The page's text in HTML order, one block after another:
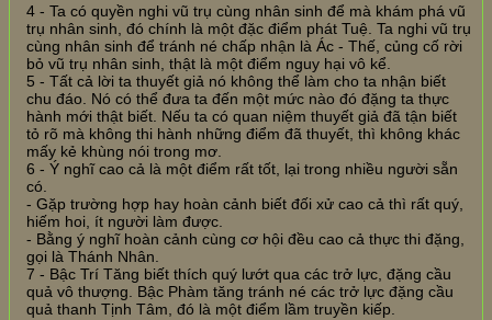
4 - Ta có quyền nghi vũ trụ cùng nhân sinh để mà khám phá vũ
trụ nhân sinh, đó chính là một đặc điểm phát Tuệ. Ta nghi vũ trụ
cùng nhân sinh để tránh né chấp nhận là Ác - Thế, củng cố rời
bỏ vũ trụ nhân sinh, thật là một điểm nguy hại vô kể.
5 - Tất cả lời ta thuyết giả nó không thể làm cho ta nhận biết
chu đáo. Nó có thể đưa ta đến một mức nào đó đặng ta thực
hành mới thật biết. Nếu ta có quan niệm thuyết giả đã tận biết
tỏ rõ mà không thi hành những điểm đã thuyết, thì không khác
mấy kẻ khùng nói trong mơ.
6 - Ý nghĩ cao cả là một điểm rất tốt, lại trong nhiều người sẵn
có.
- Gặp trường hợp hay hoàn cảnh biết đối xử cao cả thì rất quý,
hiếm hoi, ít người làm được.
- Bằng ý nghĩ hoàn cảnh cùng cơ hội đều cao cả thực thi đặng,
gọi là Thánh Nhân.
7 - Bậc Trí Tăng biết thích quý lướt qua các trở lực, đặng cầu
quả vô thượng. Bậc Phàm tăng tránh né các trở lực đặng cầu
quả thanh Tịnh Tâm, đó là một điểm lầm truyền kiếp.